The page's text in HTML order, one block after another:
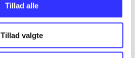
Tillad alle
Tillad valgte